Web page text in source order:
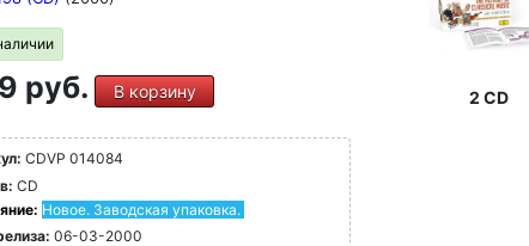
руб. В корзину
CDVP 014084
CD
Новое. Заводская упаковка.
06-03-2000
2 CD